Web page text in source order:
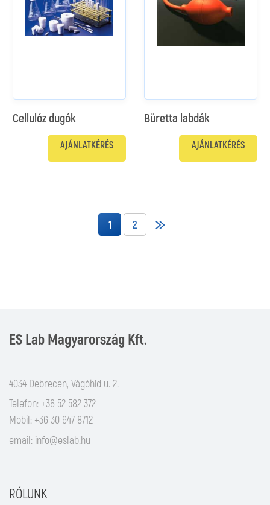
Cellulóz dugók
AJÁNLATKÉRÉS
Büretta labdák
AJÁNLATKÉRÉS
1 2
ES Lab Magyarország Kft.
4034 Debrecen, Vágóhíd u. 2.
Telefon: +36 52 582 372
Mobil: +36 30 647 8712
email: info@eslab.hu
RÓLUNK